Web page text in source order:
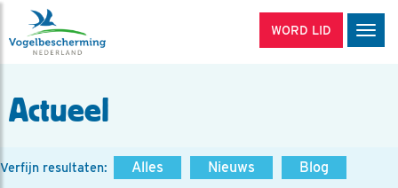
WORD LID
Actueel
Verfijn resultaten: Alles Nieuws
Blog